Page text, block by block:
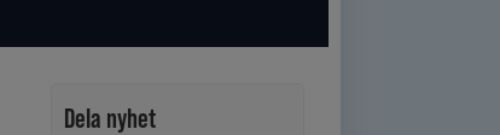
Dela nyhet